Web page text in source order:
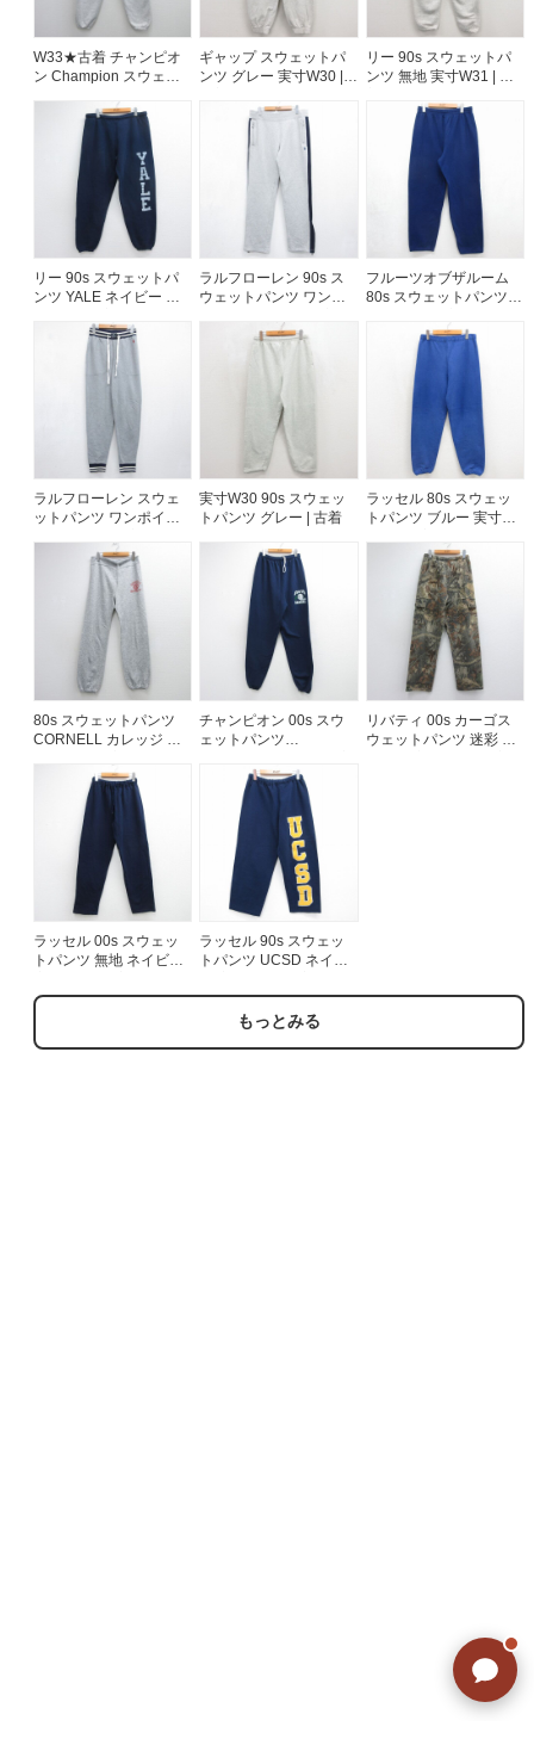
W33★古着 チャンピオ
ン Champion スウェッ
90s PENN グレー 霜降
り 26aug06
ギャップ スウェットパ
ンツ グレー 実寸W30 |
リー 90s スウェットパ
ンツ 無地 実寸W31 | 古
リー 90s スウェットパ
ンツ YALE ネイビー 実
ラルフローレン 90s ス
ウェットパンツ ワンポ
W35 | 古着
フルーツオブザルーム
80s スウェットパンツ
ラルフローレン スウェ
ットパンツ ワンポイン
実寸W30 90s スウェッ
トパンツ グレー | 古着
ラッセル 80s スウェッ
トパンツ ブルー 実寸
80s スウェットパンツ
CORNELL カレッジ グ
チャンピオン 00s スウ
ェットパンツ
寸W33 | 古着
リバティ 00s カーゴス
ウェットパンツ 迷彩 ブ
ラッセル 00s スウェッ
トパンツ 無地 ネイビー
ラッセル 90s スウェッ
トパンツ UCSD ネイビ
もっとみる